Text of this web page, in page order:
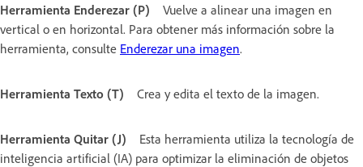
Herramienta Enderezar (P)
Vuelve a alinear una imagen en
vertical o en horizontal. Para obtener más información sobre la
herramienta, consulte Enderezar una imagen.
Herramienta Texto (T) Crea y edita el texto de la imagen.
Herramienta Quitar (J)
Esta herramienta utiliza la tecnología de
inteligencia artificial (IA) para optimizar la eliminación de objetos